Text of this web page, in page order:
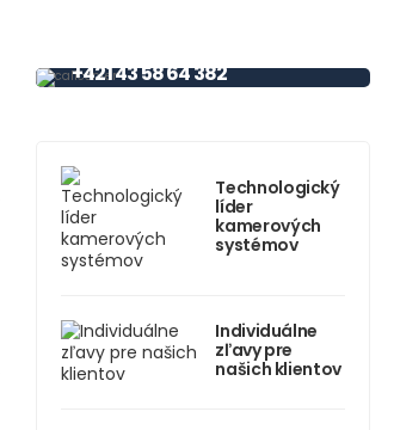
+421 43 58 64 382
Technologický
líder
kamerových
systémov
Individuálne
zľavy pre
našich klientov